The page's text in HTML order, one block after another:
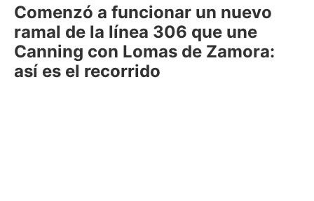
Comenzó a funcionar un nuevo
ramal de la línea 306 que une
Canning con Lomas de Zamora:
así es el recorrido